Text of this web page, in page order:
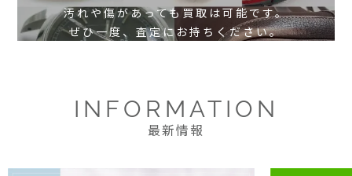
汚れや傷があっても買取は可能です。
ぜひ一度、査定にお持ちください。
INFORMATION
最新情報